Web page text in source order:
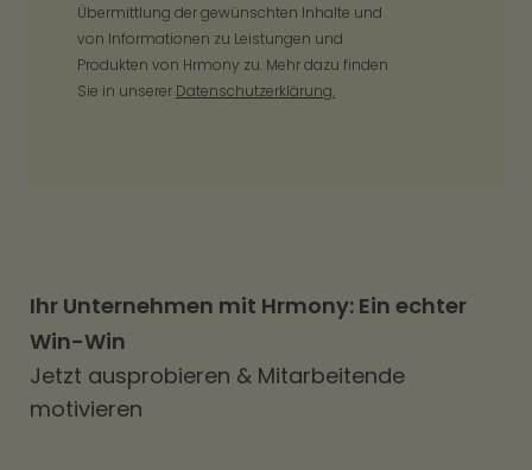
Übermittlung der gewünschten Inhalte und
von Informationen zu Leistungen und
Produkten von Hrmony zu. Mehr dazu finden
Sie in unserer Datenschutzerklärung.
Ihr Unternehmen mit Hrmony: Ein echter
Win-Win
Jetzt ausprobieren & Mitarbeitende
motivieren